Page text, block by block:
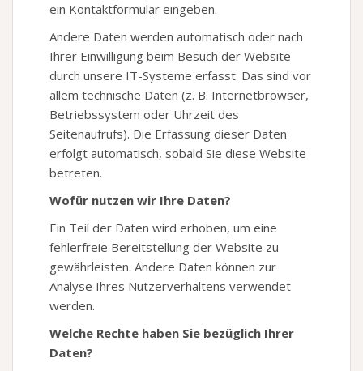
ein Kontaktformular eingeben.
Andere Daten werden automatisch oder nach
Ihrer Einwilligung beim Besuch der Website
durch unsere IT-Systeme erfasst. Das sind vor
allem technische Daten (z. B. Internetbrowser,
Betriebssystem oder Uhrzeit des
Seitenaufrufs). Die Erfassung dieser Daten
erfolgt automatisch, sobald Sie diese Website
betreten.
Wofür nutzen wir Ihre Daten?
Ein Teil der Daten wird erhoben, um eine
fehlerfreie Bereitstellung der Website zu
gewährleisten. Andere Daten können zur
Analyse Ihres Nutzerverhaltens verwendet
werden.
Welche Rechte haben Sie bezüglich Ihrer
Daten?